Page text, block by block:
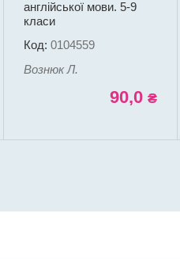
англійської мови. 5-9
класи
Код: 0104559
Вознюк Л.
90,0₴